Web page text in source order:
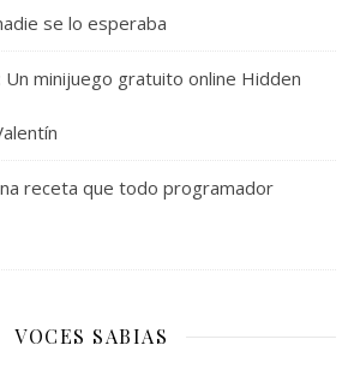
se lo esperaba
Un minijuego gratuito online Hidden
receta que todo programador
VOCES SABIAS